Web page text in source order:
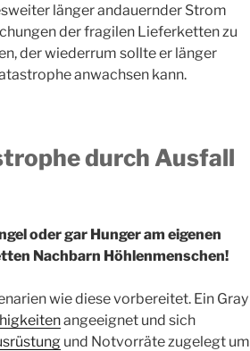
länger andauernder Strom
der fragilen Lieferketten zu
der wiederrum sollte er länger
anwachsen kann.
durch Ausfall
oder gar Hunger am eigenen
Nachbarn Höhlenmenschen!
wie diese vorbereitet. Ein Gray
angeeignet und sich
und Notvorräte zugelegt um